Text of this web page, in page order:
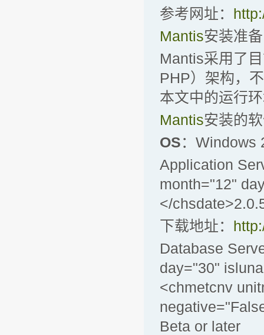
参考网址：
Mantis安装准备
Mantis采用了
PHP）架构，
本文中的运行
Mantis安装的
OS：Windows
Application
month="12"
</
下载地址：
Database
day="30"
<chmetcnv
Beta or later